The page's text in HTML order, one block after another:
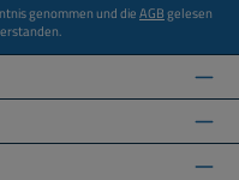
genommen und dieAGBgelesen